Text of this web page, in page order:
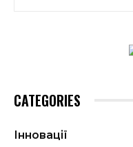
CATEGORIES
Інновації